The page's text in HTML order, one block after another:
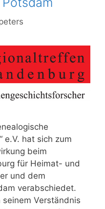
e.V. hat sich zum
beim
für Heimat- und
und dem
verabschiedet.
Verständnis